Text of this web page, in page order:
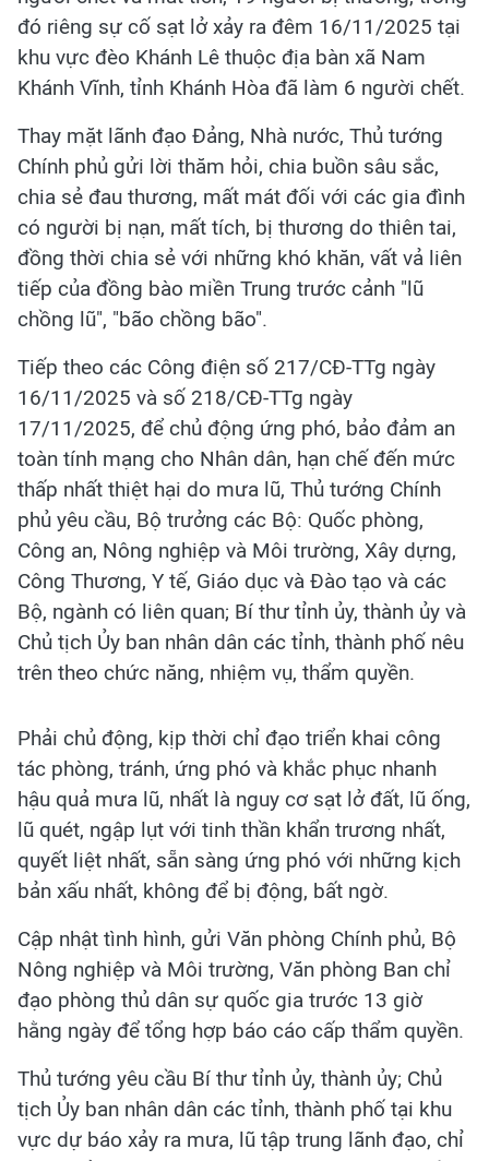
đó riêng sự cố sạt lở xảy ra đêm 16/11/2025 tại
khu vực đèo Khánh Lê thuộc địa bàn xã Nam
Khánh Vĩnh, tỉnh Khánh Hòa đã làm 6 người chết.
Thay mặt lãnh đạo Đảng, Nhà nước, Thủ tướng
Chính phủ gửi lời thăm hỏi, chia buồn sâu sắc,
chia sẻ đau thương, mất mát đối với các gia đình
có người bị nạn, mất tích, bị thương do thiên tai,
đồng thời chia sẻ với những khó khăn, vất vả liên
tiếp của đồng bào miền Trung trước cảnh "lũ
chồng lũ", "bão chồng bão".
Tiếp theo các Công điện số 217/CĐ-TTg ngày
16/11/2025 và số 218/CĐ-TTg ngày
17/11/2025, để chủ động ứng phó, bảo đảm an
toàn tính mạng cho Nhân dân, hạn chế đến mức
thấp nhất thiệt hại do mưa lũ, Thủ tướng Chính
phủ yêu cầu, Bộ trưởng các Bộ: Quốc phòng,
Công an, Nông nghiệp và Môi trường, Xây dựng,
Công Thương, Y tế, Giáo dục và Đào tạo và các
Bộ, ngành có liên quan; Bí thư tỉnh ủy, thành ủy và
Chủ tịch Ủy ban nhân dân các tỉnh, thành phố nêu
trên theo chức năng, nhiệm vụ, thẩm quyền.
Phải chủ động, kịp thời chỉ đạo triển khai công
tác phòng, tránh, ứng phó và khắc phục nhanh
hậu quả mưa lũ, nhất là nguy cơ sạt lở đất, lũ ống,
lũ quét, ngập lụt với tinh thần khẩn trương nhất,
quyết liệt nhất, sẵn sàng ứng phó với những kịch
bản xấu nhất, không để bị động, bất ngờ.
Cập nhật tình hình, gửi Văn phòng Chính phủ, Bộ
Nông nghiệp và Môi trường, Văn phòng Ban chỉ
đạo phòng thủ dân sự quốc gia trước 13 giờ
hằng ngày để tổng hợp báo cáo cấp thẩm quyền.
Thủ tướng yêu cầu Bí thư tỉnh ủy, thành ủy; Chủ
tịch Ủy ban nhân dân các tỉnh, thành phố tại khu
vực dự báo xảy ra mưa, lũ tập trung lãnh đạo, chỉ